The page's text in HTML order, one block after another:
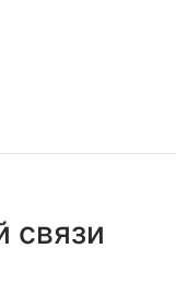
связи